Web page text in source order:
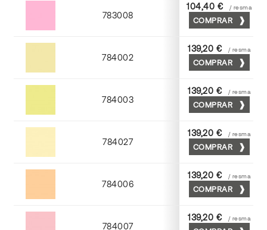
783008
Coral
104,40 € / resma
COMPRAR
784002
Crema
139,20 € / resma
COMPRAR
784003
Amarillo
139,20 € / resma
COMPRAR
784027
Tostado
139,20 € / resma
COMPRAR
784006
Abricot
139,20 € / resma
COMPRAR
784007
139,20 € / resma